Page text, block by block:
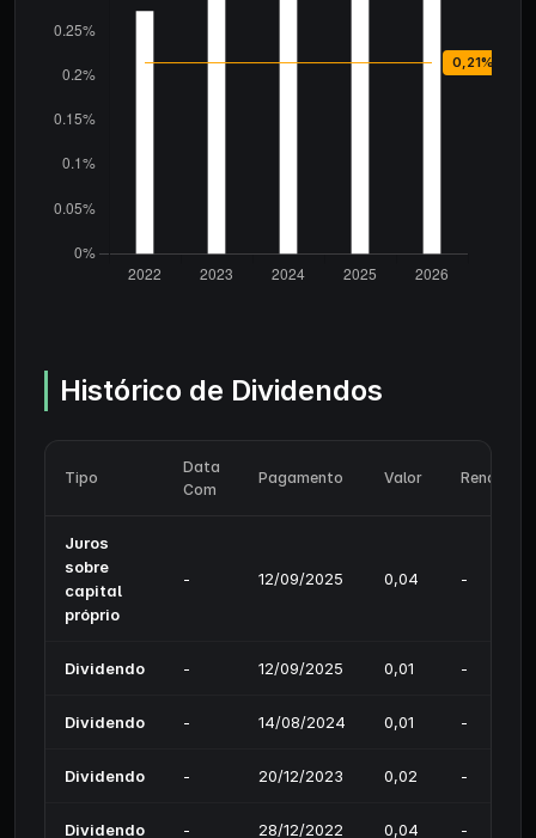
Histórico de Dividendos
Tipo
Data
Com
Pagamento Valor
Juros
sobre
capital
próprio
- 12/09/2025 0,04 -
Dividendo - 12/09/2025 0,01 -
Dividendo - 14/08/2024 0,01 -
Dividendo - 20/12/2023 0,02 -
Dividendo - 28/12/2022 0,04 -